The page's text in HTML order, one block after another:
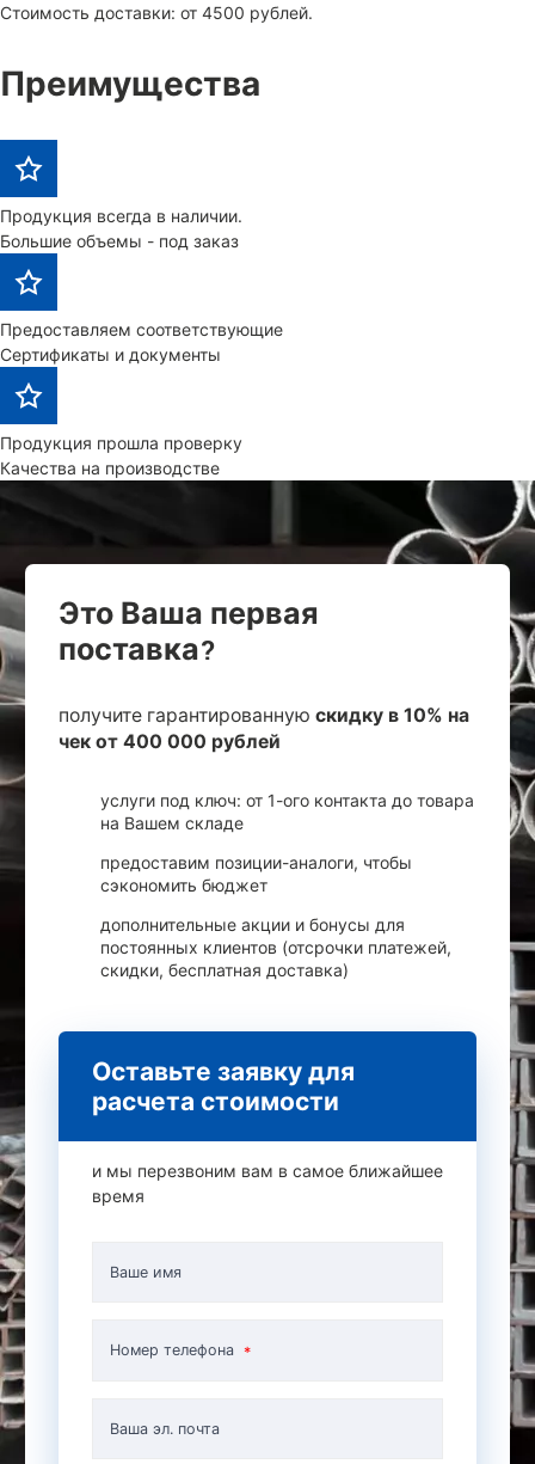
Стоимость доставки: от 4500 рублей.
Преимущества
Продукция всегда в наличии.
Большие объемы - под заказ
Предоставляем соответствующие
Сертификаты и документы
Продукция прошла проверку
Качества на производстве
Это Ваша первая
поставка?
получите гарантированную скидку в 10% на
чек от 400 000 рублей
услуги под ключ: от 1-ого контакта до товара
на Вашем складе
предоставим позиции-аналоги, чтобы
сэкономить бюджет
дополнительные акции и бонусы для
постоянных клиентов (отсрочки платежей,
скидки, бесплатная доставка)
Оставьте заявку для
расчета стоимости
и мы перезвоним вам в самое ближайшее
время
Ваше имя
Номер телефона
Ваша эл. почта